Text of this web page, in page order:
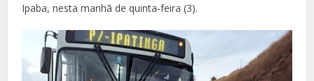
Ipaba, nesta manhã de quinta-feira (3).